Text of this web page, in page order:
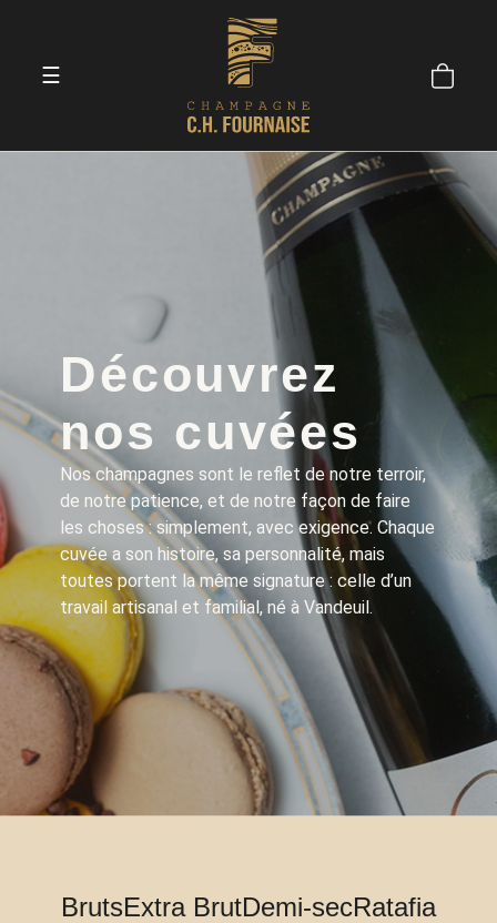
☰
Découvrez
nos cuvées
Nos champagnes sont le reflet de notre terroir,
de notre patience, et de notre façon de faire
les choses : simplement, avec exigence. Chaque
cuvée a son histoire, sa personnalité, mais
toutes portent la même signature : celle d’un
travail artisanal et familial, né à Vandeuil.
BrutsExtra BrutDemi-secRatafia